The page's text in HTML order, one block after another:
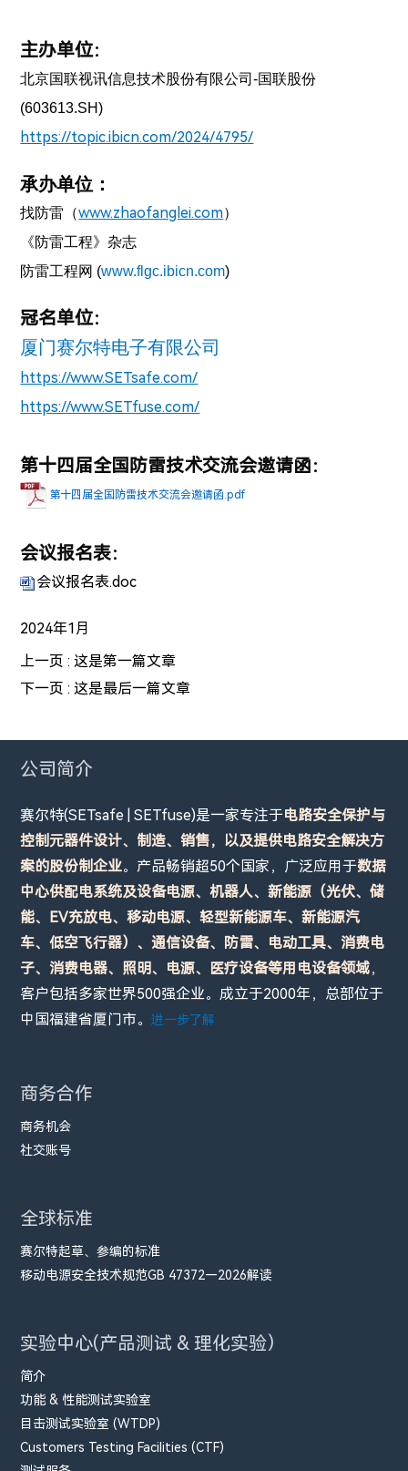
主办单位：
北京国联视讯信息技术股份有限公司-国联股份
(603613.SH)
https://topic.ibicn.com/2024/4795/
承办单位：
找防雷 （www.zhaofanglei.com）
《防雷工程》杂志
防雷工程网 (www.flgc.ibicn.com)
冠名单位：
厦门赛尔特电子有限公司
https://www.SETsafe.com/
https://www.SETfuse.com/
第十四届全国防雷技术交流会邀请函：
第十四届全国防雷技术交流会邀请函.pdf
会议报名表：
会议报名表.doc
2024年1月
上一页 :这是第一篇文章
下一页 :这是最后一篇文章
公司简介
赛尔特(SETsafe | SETfuse)是一家专注于电路安全保护与
控制元器件设计、制造、销售，以及提供电路安全解决方
案的股份制企业。产品畅销超50个国家，广泛应用于数据
中心供配电系统及设备电源、机器人、新能源（光伏、储
能、EV充放电、移动电源、轻型新能源车、新能源汽
车、低空飞行器）、通信设备、防雷、电动工具、消费电
子、消费电器、照明、电源、医疗设备等用电设备领域，
客户包括多家世界500强企业。成立于2000年，总部位于
中国福建省厦门市。进一步了解
商务合作
商务机会
社交账号
全球标准
赛尔特起草、参编的标准
移动电源安全技术规范GB 47372—2026解读
实验中心(产品测试 & 理化实验）
简介
功能 & 性能测试实验室
目击测试实验室 (WTDP)
Customers Testing Facilities (CTF)